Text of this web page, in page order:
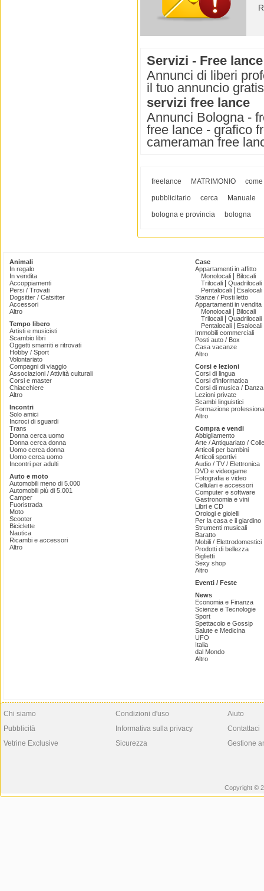
Servizi - Free
Annunci di liberi
il tuo annuncio
servizi free lance
Annunci Bologna -
free lance - grafico
cameraman free
freelance MATRIMONIO
come
pubblicitario
cerca
Manuale
bologna e provincia
bologna
Animali
In regalo
In vendita
Accoppiamenti
Persi / Trovati
Dogsitter / Catsitter
Accessori
Altro
Tempo libero
Artisti e musicisti
Scambio libri
Oggetti smarriti e ritrovati
Hobby / Sport
Volontariato
Compagni di viaggio
Associazioni / Attività culturali
Corsi e master
Chiacchiere
Altro
Incontri
Solo amici
Incroci di sguardi
Trans
Donna cerca uomo
Donna cerca donna
Uomo cerca donna
Uomo cerca uomo
Incontri per adulti
Auto e moto
Automobili meno di 5.000
Automobili più di 5.001
Camper
Fuoristrada
Moto
Scooter
Biciclette
Nautica
Ricambi e accessori
Altro
Case
Appartamenti in affitto
Monolocali
Bilocali
Trilocali
Quadrilocali
Pentalocali
Esalocali
Stanze / Posti letto
Appartamenti in vendita
Monolocali
Bilocali
Trilocali
Quadrilocali
Pentalocali
Esalocali
Immobili commerciali
Posti auto / Box
Casa vacanze
Altro
Corsi e lezioni
Corsi di lingua
Corsi d'informatica
Corsi di musica /
Lezioni private
Scambi linguistici
Formazione
Altro
Compra e vendi
Abbigliamento
Arte / Antiquariato /
Articoli per bambini
Articoli sportivi
Audio / TV / Elettronica
DVD e videogame
Fotografia e video
Cellulari e accessori
Computer e software
Gastronomia e vini
Libri e CD
Orologi e gioielli
Per la casa e il giardino
Strumenti musicali
Baratto
Mobili / Elettrodomestici
Prodotti di bellezza
Biglietti
Sexy shop
Altro
Eventi / Feste
News
Economia e Finanza
Scienze e Tecnologie
Sport
Spettacolo e Gossip
Salute e Medicina
UFO
Italia
dal Mondo
Altro
Chi siamo
Pubblicità
Vetrine Exclusive
Condizioni d'uso
Informativa sulla privacy
Sicurezza
Aiuto
Contattaci
Gestione
Copyright ©